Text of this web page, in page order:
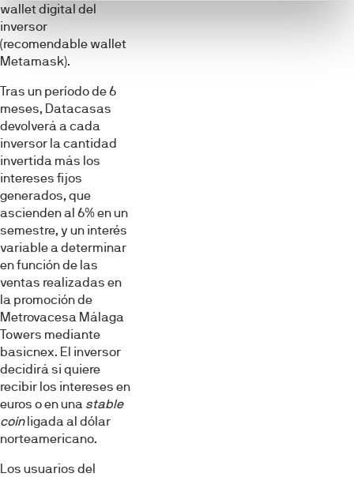
wallet digital del
inversor
(recomendable wallet
Metamask).
Tras un período de 6
meses, Datacasas
devolverá a cada
inversor la cantidad
invertida más los
intereses fijos
generados, que
ascienden al 6% en un
semestre, y un interés
variable a determinar
en función de las
ventas realizadas en
la promoción de
Metrovacesa Málaga
Towers mediante
basicnex. El inversor
decidirá si quiere
recibir los intereses en
euros o en una stable
coinligada al dólar
norteamericano.
Los usuarios del